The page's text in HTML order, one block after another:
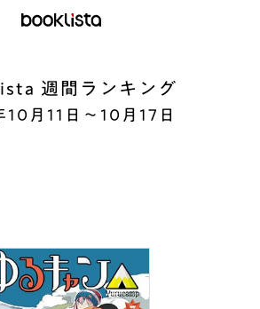
週間ランキング
10月11日〜10月17日